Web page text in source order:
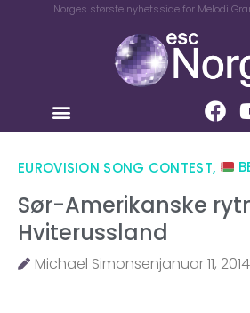
Norges største nyhetsside for Melodi
EUROVISION SONG CONTEST,
Sør-Amerikanske
Hviterussland
Michael Simonsenjanuar 11, 2014